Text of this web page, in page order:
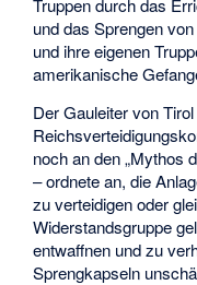
Truppen durch das
und das Sprengen
und ihre eigenen
amerikanische
Der Gauleiter von
noch an den „Mythos
– ordnete an, die
zu verteidigen oder
Widerstandsgruppe
entwaffnen und zu
Sprengkapseln